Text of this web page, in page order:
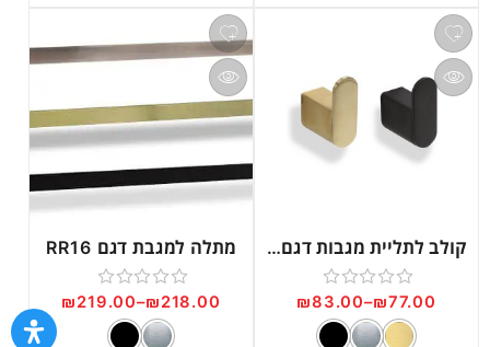
קולב לתליית מגבות דגם RR10
דורג
0
₪77.00
–
₪83.00
מתלה למגבת דגם RR16
דורג₪218.00
–
₪219.00